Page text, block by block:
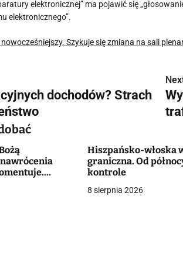
elektronicznej” ma pojawić się
elektronicznego”.
Szykuje się zmiana na sali
dochodów? Strach
Hiszpańsko-włoska
graniczna. Od
kontrole
8 sierpnia 2026